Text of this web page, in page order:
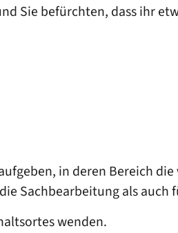
Sie befürchten, dass ihr
in deren Bereich
Sachbearbeitung als
wenden.